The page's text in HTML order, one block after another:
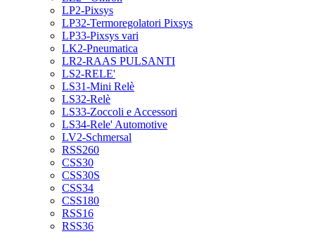
LP2-Pixsys
LP32-Termoregolatori Pixsys
LP33-Pixsys vari
LK2-Pneumatica
LR2-RAAS PULSANTI
LS2-RELE'
LS31-Mini Relè
LS32-Relè
LS33-Zoccoli e Accessori
LS34-Rele' Automotive
LV2-Schmersal
RSS260
CSS30
CSS30S
CSS34
CSS180
RSS16
RSS36